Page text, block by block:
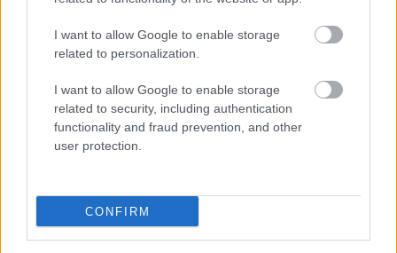
I want to allow Google to enable storage
related to personalization.
I want to allow Google to enable storage
related to security, including authentication
functionality and fraud prevention, and other
user protection.
CONFIRM
váratlansága, újdonsága miatt az enyémből sokkal
több ment el. Mindenesetre a szólólemez sikere
önálló előadóként is elfogadottá tett, és onnantól
kezdve egyre többet léptem fel egy szál gitárral.”
Életmű-interjúnkat, amelyben Bródy a Fonográf
karrierjéről és a későbbi szólólemezeiről is
Az első részben (itt) pedig az Illés-együttes volt a
az első,Szörényi Leventé
szerzemények megszületésétől az 1969-ben fiókba